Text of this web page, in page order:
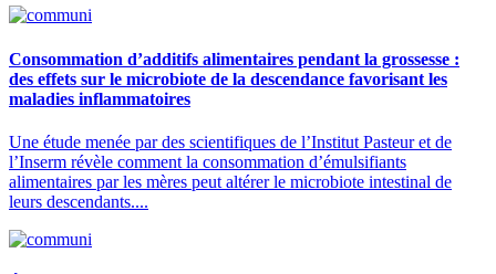
Consommation d’additifs alimentaires pendant la grossesse :
des effets sur le microbiote de la descendance favorisant les
maladies inflammatoires
Une étude menée par des scientifiques de l’Institut Pasteur et de
l’Inserm révèle comment la consommation d’émulsifiants
alimentaires par les mères peut altérer le microbiote intestinal de
leurs descendants....